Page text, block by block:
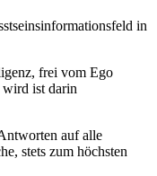
in
frei vom Ego
wird ist darin
auf alle
stets zum höchsten